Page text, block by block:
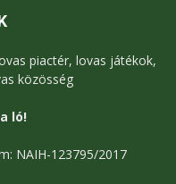
piactér, lovas játékok,
közösség
ló!
NAIH-123795/2017